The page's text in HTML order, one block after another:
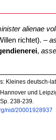
alienae
richtet). –
,
Kleines deutsch-
und
238-239.
nid/20001928937